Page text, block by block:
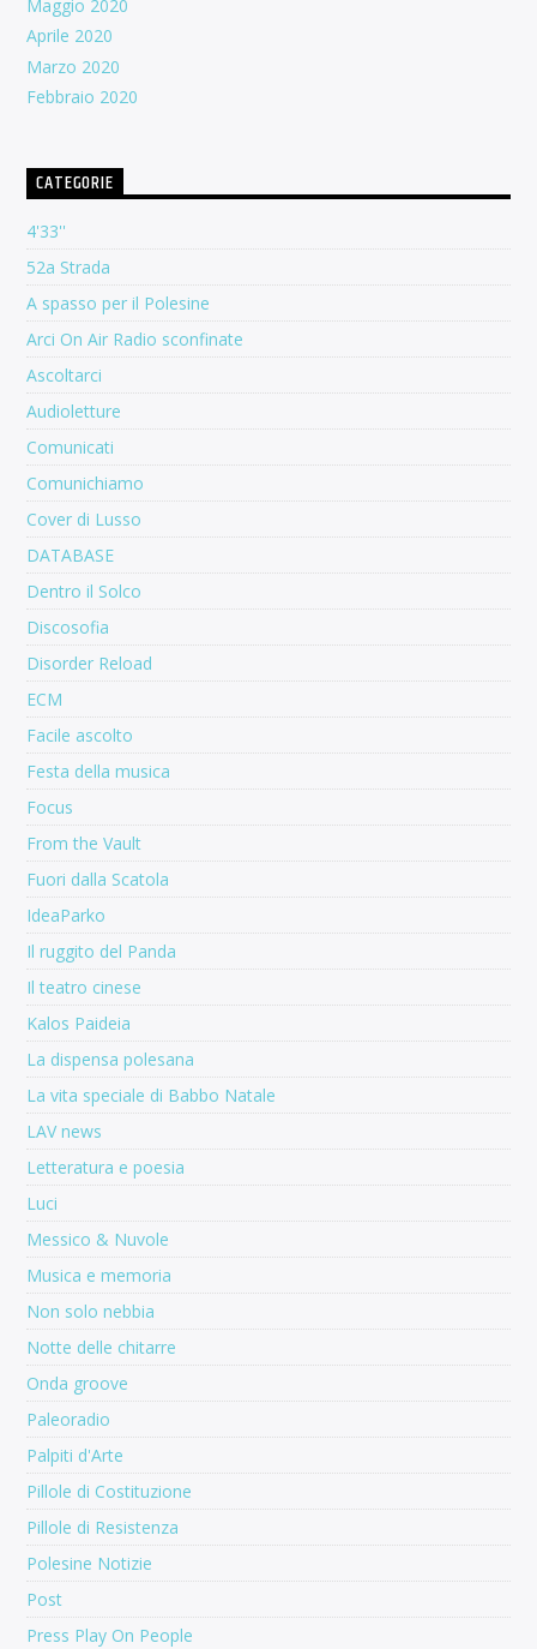
Maggio 2020
Aprile 2020
Marzo 2020
Febbraio 2020
CATEGORIE
4'33''
52a Strada
A spasso per il Polesine
Arci On Air Radio sconfinate
Ascoltarci
Audioletture
Comunicati
Comunichiamo
Cover di Lusso
DATABASE
Dentro il Solco
Discosofia
Disorder Reload
ECM
Facile ascolto
Festa della musica
Focus
From the Vault
Fuori dalla Scatola
IdeaParko
Il ruggito del Panda
Il teatro cinese
Kalos Paideia
La dispensa polesana
La vita speciale di Babbo Natale
LAV news
Letteratura e poesia
Luci
Messico & Nuvole
Musica e memoria
Non solo nebbia
Notte delle chitarre
Onda groove
Paleoradio
Palpiti d'Arte
Pillole di Costituzione
Pillole di Resistenza
Polesine Notizie
Post
Press Play On People